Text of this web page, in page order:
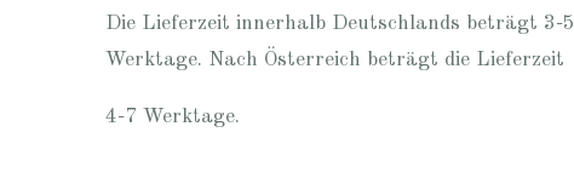
Die Lieferzeit innerhalb Deutschlands beträgt 3-5
Werktage. Nach Österreich beträgt die Lieferzeit
4-7 Werktage.